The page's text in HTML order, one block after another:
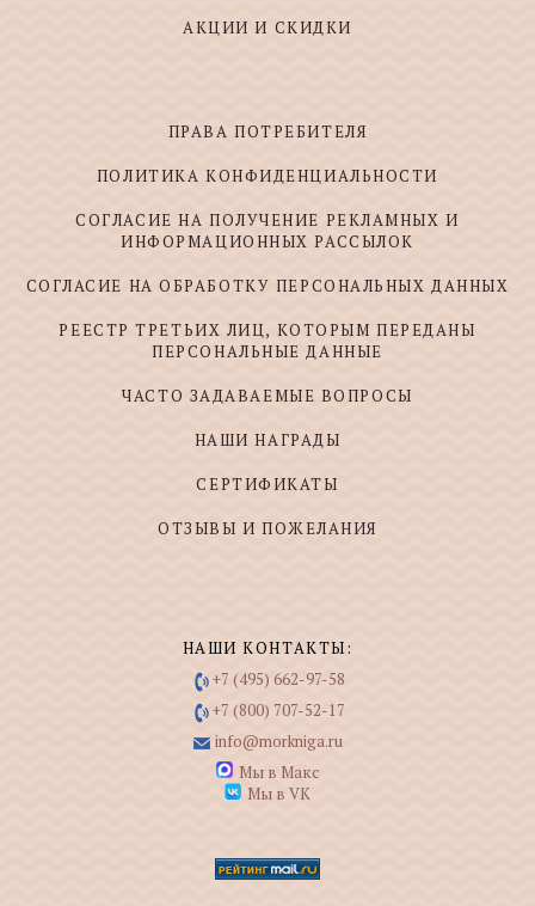
АКЦИИ И СКИДКИ
ПРАВА ПОТРЕБИТЕЛЯ
ПОЛИТИКА КОНФИДЕНЦИАЛЬНОСТИ
СОГЛАСИЕ НА ПОЛУЧЕНИЕ РЕКЛАМНЫХ И
ИНФОРМАЦИОННЫХ РАССЫЛОК
СОГЛАСИЕ НА ОБРАБОТКУ ПЕРСОНАЛЬНЫХ ДАННЫХ
РЕЕСТР ТРЕТЬИХ ЛИЦ, КОТОРЫМ ПЕРЕДАНЫ
ПЕРСОНАЛЬНЫЕ ДАННЫЕ
ЧАСТО ЗАДАВАЕМЫЕ ВОПРОСЫ
НАШИ НАГРАДЫ
СЕРТИФИКАТЫ
ОТЗЫВЫ И ПОЖЕЛАНИЯ
НАШИ КОНТАКТЫ:
+7 (495) 662-97-58
+7 (800) 707-52-17
info@morkniga.ru
Мы в Макс
Мы в VK